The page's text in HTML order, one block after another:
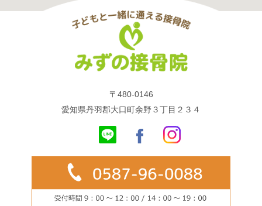
〒480-0146
愛知県丹羽郡大口町余野３丁目２３４